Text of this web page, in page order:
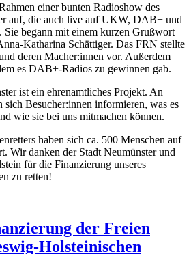
einer bunten Radioshow des
auf, die auch live auf UKW, DAB+ und
Sie begann mit einem kurzen Grußwort
Katharina Schättiger. Das FRN stellte
deren Macher:innen vor. Außerdem
es DAB+-Radios zu gewinnen gab.
ist ein ehrenamtliches Projekt. An
sich Besucher:innen informieren, was es
wie sie bei uns mitmachen können.
haben sich ca. 500 Menschen auf
Wir danken der Stadt Neumünster und
für die Finanzierung unseres
zu retten!
der Freien
Holsteinischen